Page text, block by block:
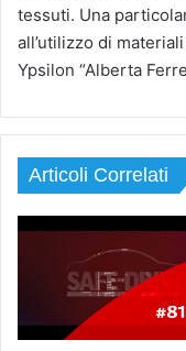
tessuti. Una
all’utilizzo di
Ypsilon “Alberta
Articoli Correlati